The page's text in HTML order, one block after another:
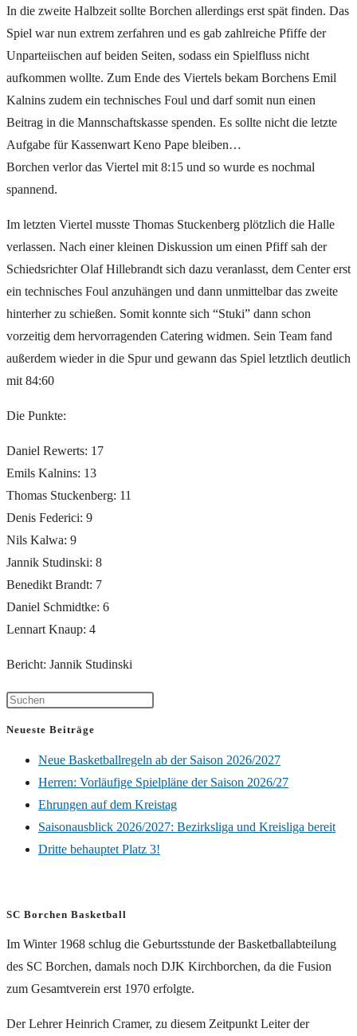
In die zweite Halbzeit sollte Borchen allerdings erst spät finden. Das
Spiel war nun extrem zerfahren und es gab zahlreiche Pfiffe der
Unparteiischen auf beiden Seiten, sodass ein Spielfluss nicht
aufkommen wollte. Zum Ende des Viertels bekam Borchens Emil
Kalnins zudem ein technisches Foul und darf somit nun einen
Beitrag in die Mannschaftskasse spenden. Es sollte nicht die letzte
Aufgabe für Kassenwart Keno Pape bleiben…
Borchen verlor das Viertel mit 8:15 und so wurde es nochmal
spannend.
Im letzten Viertel musste Thomas Stuckenberg plötzlich die Halle
verlassen. Nach einer kleinen Diskussion um einen Pfiff sah der
Schiedsrichter Olaf Hillebrandt sich dazu veranlasst, dem Center erst
ein technisches Foul anzuhängen und dann unmittelbar das zweite
hinterher zu schießen. Somit konnte sich “Stuki” dann schon
vorzeitig dem hervorragenden Catering widmen. Sein Team fand
außerdem wieder in die Spur und gewann das Spiel letztlich deutlich
mit 84:60
Die Punkte:
Daniel Rewerts: ­17
Emils Kalnins: 13
Thomas Stuckenberg: 11
Denis Federici: 9
Nils Kalwa: 9
Jannik Studinski: 8
Benedikt Brandt: 7
Daniel Schmidtke: 6
Lennart Knaup: 4
Bericht: Jannik Studinski
Neueste Beiträge
Neue Basketballregeln ab der Saison 2026/2027
Herren: Vorläufige Spielpläne der Saison 2026/27
Ehrungen auf dem Kreistag
Saisonausblick 2026/2027: Bezirksliga und Kreisliga bereit
Dritte behauptet Platz 3!
SC Borchen Basketball
Im Winter 1968 schlug die Geburtsstunde der Basketballabteilung
des SC Borchen, damals noch DJK Kirchborchen, da die Fusion
zum Gesamtverein erst 1970 erfolgte.
Der Lehrer Heinrich Cramer, zu diesem Zeitpunkt Leiter der